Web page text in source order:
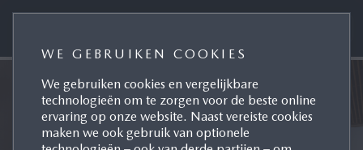
SNEAK PREVIEW VOLLEDIG
WE GEBRUIKEN COOKIES
We gebruiken cookies en vergelijkbare
technologieën om te zorgen voor de beste online
ervaring op onze website. Naast vereiste cookies
maken we ook gebruik van optionele